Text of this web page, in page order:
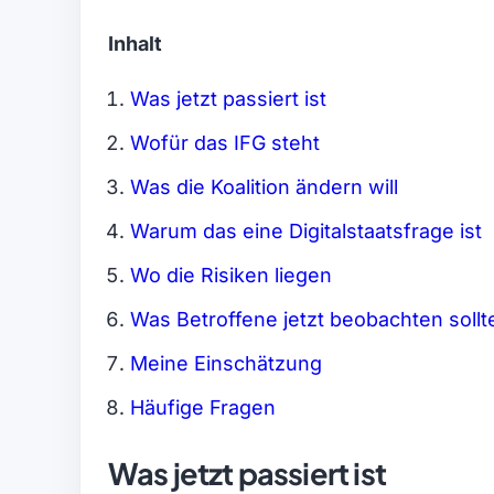
Inhalt
Was jetzt passiert ist
Wofür das IFG steht
Was die Koalition ändern will
Warum das eine Digitalstaatsfrage ist
Wo die Risiken liegen
Was Betroffene jetzt beobachten
Meine Einschätzung
Häufige Fragen
Was jetzt passiert ist